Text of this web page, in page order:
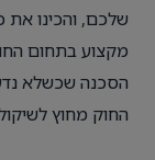
שלכם, והכינו
מקצוע בתחום
הסכנה שכשלא
החוק מחוץ